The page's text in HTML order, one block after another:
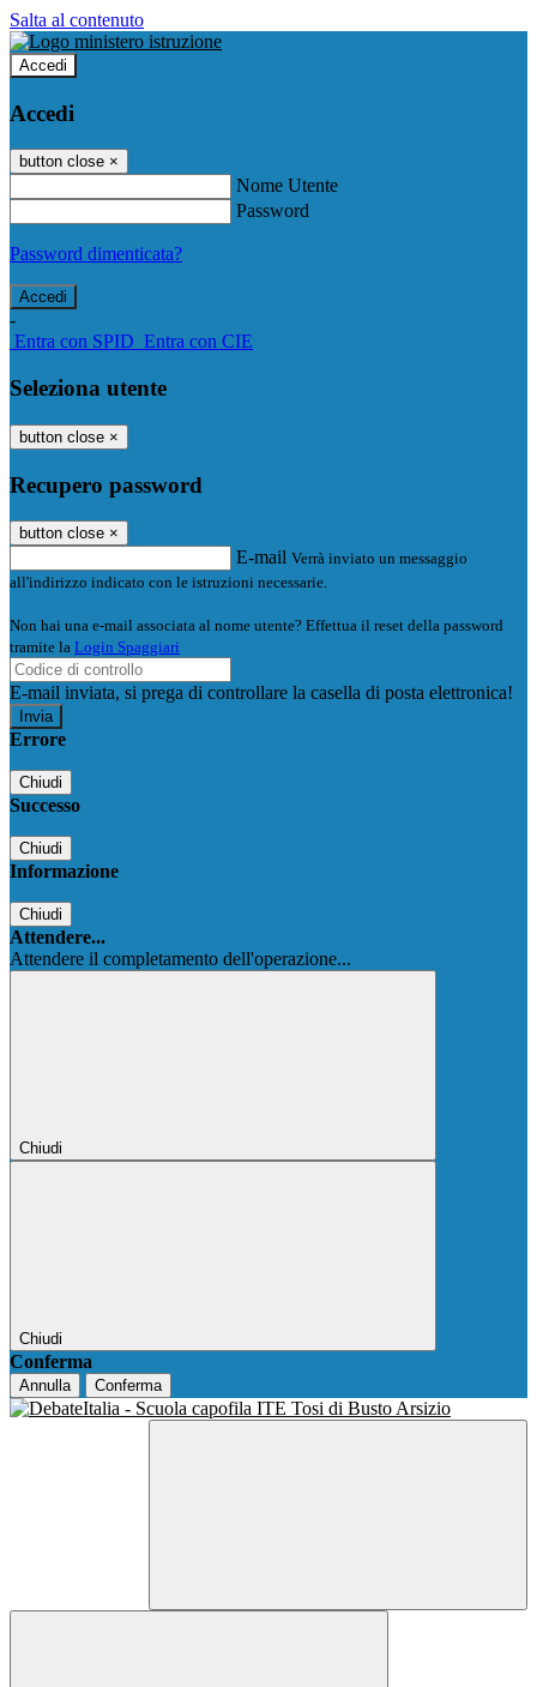
Salta al contenuto
Accedi
Accedi
button close ×
Nome Utente
Password
Password dimenticata?
-
Entra con SPID Entra con CIE
Seleziona utente
button close ×
Recupero password
button close ×
E-mail Verrà inviato un messaggio
all'indirizzo indicato con le istruzioni necessarie.
Non hai una e-mail associata al nome utente? Effettua il reset della password
tramite la Login Spaggiari
E-mail inviata, si prega di controllare la casella di posta elettronica!
Errore
Chiudi
Successo
Chiudi
Informazione
Chiudi
Attendere...
Attendere il completamento dell'operazione...
Chiudi
Chiudi
Conferma
Annulla Conferma